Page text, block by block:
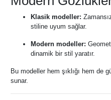
Klasik modeller:
stiline uyum sağlar.
Modern modeller:
dinamik bir stil yaratır.
Bu modeller hem şıklığı hem de
sunar.